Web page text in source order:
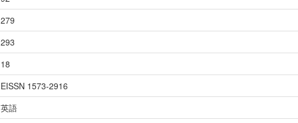
279
293
18
EISSN 1573-2916
英語